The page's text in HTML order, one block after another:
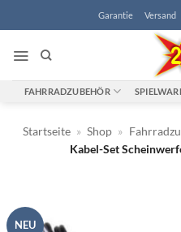
Garantie Versand
FAHRRADZUBEHÖR
Startseite » Shop »
Kabel-Set
NEU